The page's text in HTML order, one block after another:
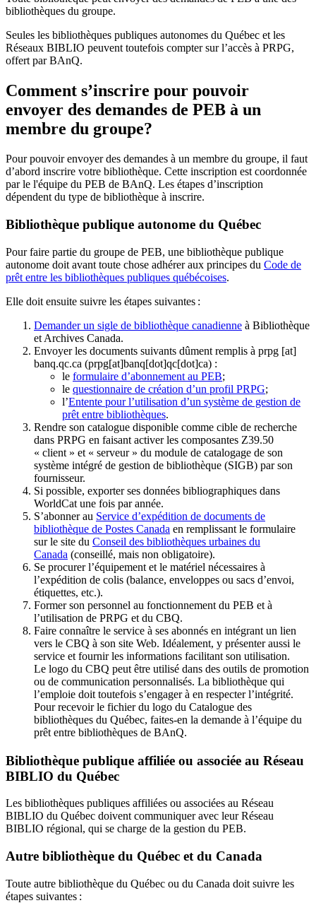
bibliothèques du groupe.
Seules les bibliothèques publiques autonomes du Québec et les
Réseaux BIBLIO peuvent toutefois compter sur l’accès à PRPG,
offert par BAnQ.
Comment s’inscrire pour pouvoir
envoyer des demandes de PEB à un
membre du groupe?
Pour pouvoir envoyer des demandes à un membre du groupe, il faut
d’abord inscrire votre bibliothèque. Cette inscription est coordonnée
par le l'équipe du PEB de BAnQ. Les étapes d’inscription
dépendent du type de bibliothèque à inscrire.
Bibliothèque publique autonome du Québec
Pour faire partie du groupe de PEB, une bibliothèque publique
autonome doit avant toute chose adhérer aux principes du Code de
prêt entre les bibliothèques publiques québécoises.
Elle doit ensuite suivre les étapes suivantes :
Demander un sigle de bibliothèque canadienne à Bibliothèque
et Archives Canada.
Envoyer les documents suivants dûment remplis à prpg [at]
banq.qc.ca (prpg[at]banq[dot]qc[dot]ca) :
le formulaire d’abonnement au PEB;
le questionnaire de création d’un profil PRPG;
l’Entente pour l’utilisation d’un système de gestion de
prêt entre bibliothèques.
Rendre son catalogue disponible comme cible de recherche
dans PRPG en faisant activer les composantes Z39.50
« client » et « serveur » du module de catalogage de son
système intégré de gestion de bibliothèque (SIGB) par son
fournisseur.
Si possible, exporter ses données bibliographiques dans
WorldCat une fois par année.
S’abonner au Service d’expédition de documents de
bibliothèque de Postes Canada en remplissant le formulaire
sur le site du Conseil des bibliothèques urbaines du
Canada (conseillé, mais non obligatoire).
Se procurer l’équipement et le matériel nécessaires à
l’expédition de colis (balance, enveloppes ou sacs d’envoi,
étiquettes, etc.).
Former son personnel au fonctionnement du PEB et à
l’utilisation de PRPG et du CBQ.
Faire connaître le service à ses abonnés en intégrant un lien
vers le CBQ à son site Web. Idéalement, y présenter aussi le
service et fournir les informations facilitant son utilisation.
Le logo du CBQ peut être utilisé dans des outils de promotion
ou de communication personnalisés. La bibliothèque qui
l’emploie doit toutefois s’engager à en respecter l’intégrité.
Pour recevoir le fichier du logo du Catalogue des
bibliothèques du Québec, faites-en la demande à l’équipe du
prêt entre bibliothèques de BAnQ.
Bibliothèque publique affiliée ou associée au Réseau
BIBLIO du Québec
Les bibliothèques publiques affiliées ou associées au Réseau
BIBLIO du Québec doivent communiquer avec leur Réseau
BIBLIO régional, qui se charge de la gestion du PEB.
Autre bibliothèque du Québec et du Canada
Toute autre bibliothèque du Québec ou du Canada doit suivre les
étapes suivantes :